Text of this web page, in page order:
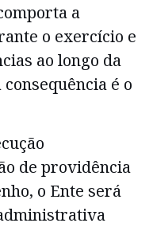
a
o exercício e
ao longo da
é o
de providência
o Ente será